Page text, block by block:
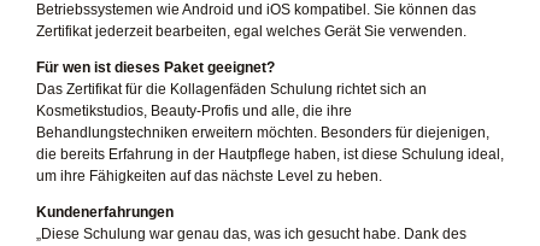
Betriebssystemen wie Android und iOS kompatibel. Sie können das
Zertifikat jederzeit bearbeiten, egal welches Gerät Sie verwenden.
Für wen ist dieses Paket geeignet?
Das Zertifikat für die Kollagenfäden Schulung richtet sich an
Kosmetikstudios, Beauty-Profis und alle, die ihre
Behandlungstechniken erweitern möchten. Besonders für diejenigen,
die bereits Erfahrung in der Hautpflege haben, ist diese Schulung ideal,
um ihre Fähigkeiten auf das nächste Level zu heben.
Kundenerfahrungen
„Diese Schulung war genau das, was ich gesucht habe. Dank des